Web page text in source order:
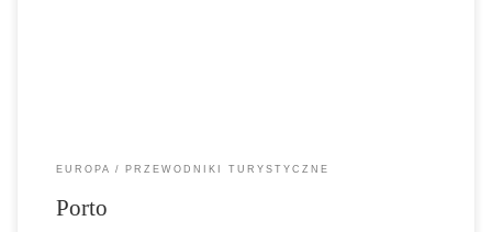
EUROPA PRZEWODNIKI TURYSTYCZNE
Porto